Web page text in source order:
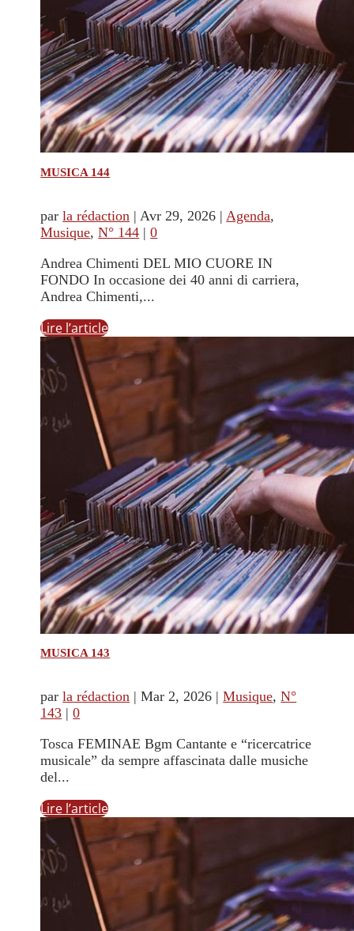
MUSICA 144
parla rédaction | Avr 29, 2026 | Agenda,
Musique,N° 144 |0
Andrea Chimenti DEL MIO CUORE IN
FONDO In occasione dei 40 anni di carriera,
Andrea Chimenti,...
Lire l’article
MUSICA 143
parla rédaction |Mar 2, 2026 |Musique,N°
143 |0
Tosca FEMINAE Bgm Cantante e “ricercatrice
musicale” da sempre affascinata dalle musiche
del...
Lire l’article